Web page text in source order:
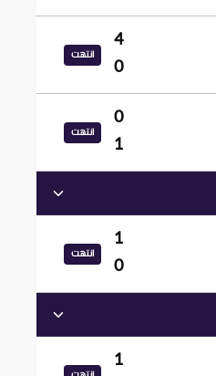
4
0
انتهت
0
1
انتهت
1
0
انتهت
1